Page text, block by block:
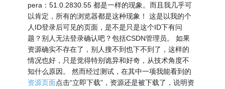
pera：51.0.2830.55 都是一样的现象。而且我几乎可
以肯定，所有的浏览器都是这种现象！ 这是以我的个
人ID登录后可见的页面，是不是只是这个ID下有问
题？别人无法登录确认吧？包括CSDN管理员。 如果
资源确实不存在了，别人搜不到也下不到了，这样的
情况也好，只是觉得特别诡异和好奇，从技术角度不
知什么原因。 然而经过测试，在其中一项我能看到的
资源页面点击“立即下载”，资源还是被下载了，说明资